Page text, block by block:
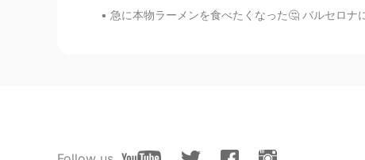
急に本物ラーメンを食べたくなった🤔 バルセロナには色々なラーメン屋があるけど、私はタク